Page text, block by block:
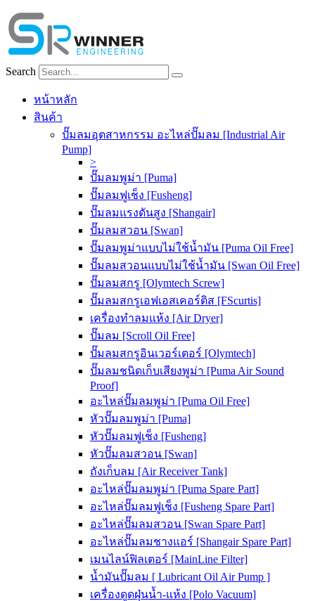
Skip
to
content
Search
หน้าหลัก
สินค้า
ปั๊มลมอุตสาหกรรม อะไหล่ปั๊มลม [Industrial Air
Pump]
>
ปั๊มลมพูม่า [Puma]
ปั๊มลมฟูเช็ง [Fusheng]
ปั๊มลมแรงดันสูง [Shangair]
ปั๊มลมสวอน [Swan]
ปั๊มลมพูม่าแบบไม่ใช้น้ำมัน [Puma Oil Free]
ปั๊มลมสวอนแบบไม่ใช้น้ำมัน [Swan Oil Free]
ปั๊มลมสกรู [Olymtech Screw]
ปั๊มลมสกรูเอฟเอสเคอร์ติส [FScurtis]
เครื่องทำลมแห้ง [Air Dryer]
ปั๊มลม [Scroll Oil Free]
ปั๊มลมสกรูอินเวอร์เตอร์ [Olymtech]
ปั๊มลมชนิดเก็บเสียงพูม่า [Puma Air Sound
Proof]
อะไหล่ปั๊มลมพูม่า [Puma Oil Free]
หัวปั๊มลมพูม่า [Puma]
หัวปั๊มลมฟูเช็ง [Fusheng]
หัวปั๊มลมสวอน [Swan]
ถังเก็บลม [Air Receiver Tank]
อะไหล่ปั๊มลมพูม่า [Puma Spare Part]
อะไหล่ปั๊มลมฟูเช็ง [Fusheng Spare Part]
อะไหล่ปั๊มลมสวอน [Swan Spare Part]
อะไหล่ปั๊มลมชางแอร์ [Shangair Spare Part]
เมนไลน์ฟิลเตอร์ [MainLine Filter]
น้ำมันปั๊มลม [ Lubricant Oil Air Pump ]
เครื่องดูดฝุ่นน้ำ-แห้ง [Polo Vacuum]